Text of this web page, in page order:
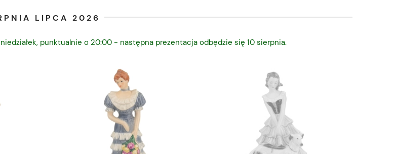
LIPCA 2026
punktualnie o 20:00 - następna prezentacja odbędzie się 10 sierpnia.